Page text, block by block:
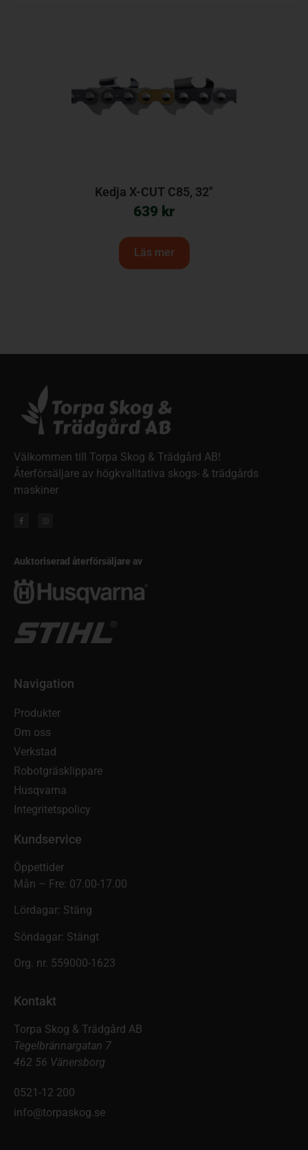
Kedja X-CUT C85, 32″
639 kr
Läs mer
Välkommen till Torpa Skog & Trädgård AB!
Återförsäljare av högkvalitativa skogs- & trädgårds
maskiner
Auktoriserad återförsäljare av
Navigation
Produkter
Om oss
Verkstad
Robotgräsklippare
Husqvarna
Integritetspolicy
Kundservice
Öppettider
Mån – Fre: 07.00-17.00
Lördagar: Stäng
Söndagar: Stängt
Org. nr. 559000-1623
Kontakt
Torpa Skog & Trädgård AB
Tegelbrännargatan 7
462 56 Vänersborg
0521-12 200
info@torpaskog.se